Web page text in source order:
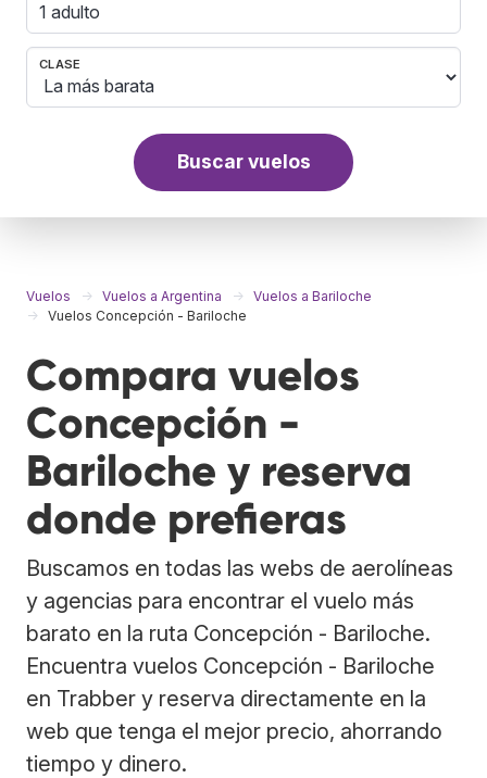
1 adulto
CLASE
Buscar vuelos
Vuelos Vuelos a Argentina
Vuelos a Bariloche
Vuelos Concepción - Bariloche
Compara vuelos
Concepción -
Bariloche y reserva
donde prefieras
Buscamos en todas las webs de aerolíneas
y agencias para encontrar el vuelo más
barato en la ruta Concepción - Bariloche.
Encuentra vuelos Concepción - Bariloche
en Trabber y reserva directamente en la
web que tenga el mejor precio, ahorrando
tiempo y dinero.